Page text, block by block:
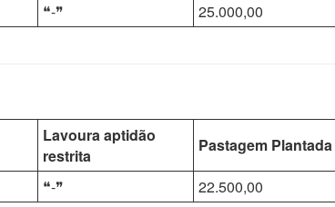
❝-❞ 25.000,00
Lavoura aptidão
restrita
Pastagem Plantada
❝-❞ 22.500,00